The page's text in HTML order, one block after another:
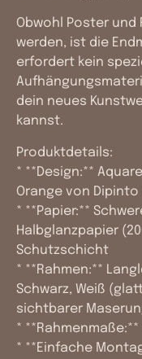
Obwohl Poster
werden, ist die
erfordert kein
dein neues
kannst.
Produktdetails:
* **Design:**
Orange von Dipinto
* **Papier:**
Halbglanzpapier
Schutzschicht
* **Rahmen:**
Schwarz, Weiß
sichtbarer
* **Rahmenmaße:**
* **Einfache